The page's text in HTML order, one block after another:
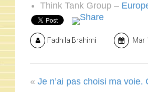
Think Tank Group –
Fadhila Brahimi Mar
« Je n’ai pas choisi ma voie.